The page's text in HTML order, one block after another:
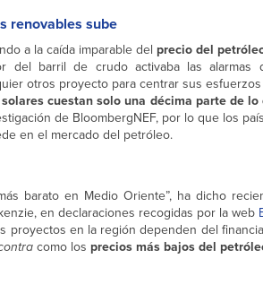
renovables sube
a la caída imparable del precio del
del barril de crudo activaba las
otros proyecto para centrar sus
cuestan solo una décima parte de lo
de BloombergNEF, por lo que los
en el mercado del petróleo.
barato en Medio Oriente”, ha dicho
en declaraciones recogidas por la web
proyectos en la región dependen del
como los precios más bajos del